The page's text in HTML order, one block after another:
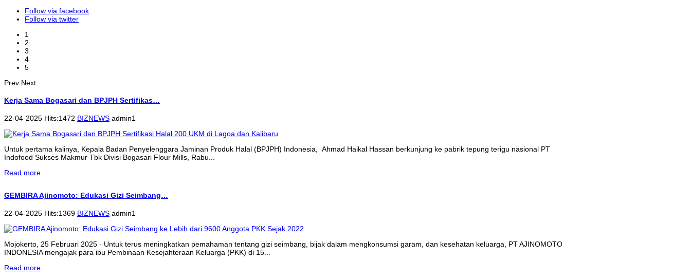
Follow via facebook
Follow via twitter
1
2
3
4
5
Prev Next
Kerja Sama Bogasari dan BPJPH Sertifikas…
22-04-2025 Hits:1472 BIZNEWS admin1
Untuk pertama kalinya, Kepala Badan Penyelenggara Jaminan Produk Halal (BPJPH) Indonesia, Ahmad Haikal Hassan berkunjung ke pabrik tepung terigu nasional PT
Indofood Sukses Makmur Tbk Divisi Bogasari Flour Mills, Rabu...
Read more
GEMBIRA Ajinomoto: Edukasi Gizi Seimbang…
22-04-2025 Hits:1369 BIZNEWS admin1
Mojokerto, 25 Februari 2025 - Untuk terus meningkatkan pemahaman tentang gizi seimbang, bijak dalam mengkonsumsi garam, dan kesehatan keluarga, PT AJINOMOTO
INDONESIA mengajak para ibu Pembinaan Kesejahteraan Keluarga (PKK) di 15...
Read more